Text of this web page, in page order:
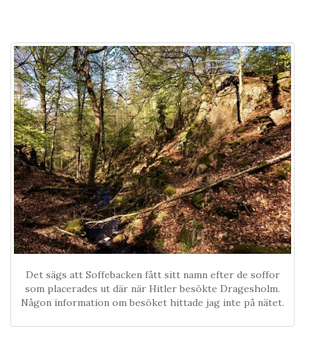
Det sägs att Soffebacken fått sitt namn efter de soffor
som placerades ut där när Hitler besökte Dragesholm.
Någon information om besöket hittade jag inte på nätet.